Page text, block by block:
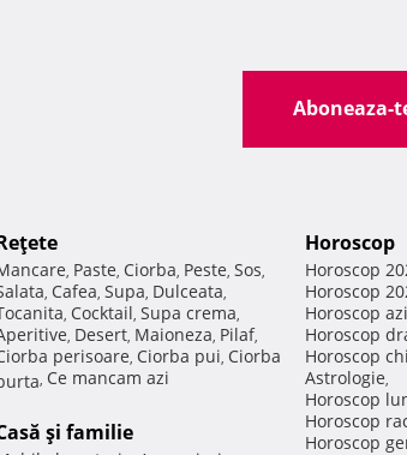
Aboneaza-
, Paste, Ciorba, Peste, Sos,
, Cafea, Supa, Dulceata,
, Cocktail, Supa crema,
, Desert, Maioneza, Pilaf,
perisoare, Ciorba pui, Ciorba
, Ce mancam azi
şi familie
Horoscop
Horoscop
Horoscop
Horoscop azi
Horoscop
Horoscop
Astrologie,
Horoscop
Horoscop
Horoscop